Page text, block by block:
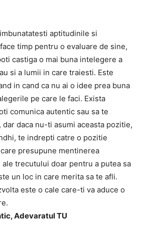
aptitudinile si
timp pentru o evaluare de sine,
castiga o mai buna intelegere a
si a lumii in care traiesti. Este
in cand ca nu ai o idee prea buna
pe care le faci. Exista
comunica autentic sau sa te
daca nu-ti asumi aceasta pozitie,
te indrepti catre o pozitie
presupune mentinerea
trecutului doar pentru a putea sa
un loc in care merita sa te afli.
este o cale care-ti va aduce o
Adevaratul TU